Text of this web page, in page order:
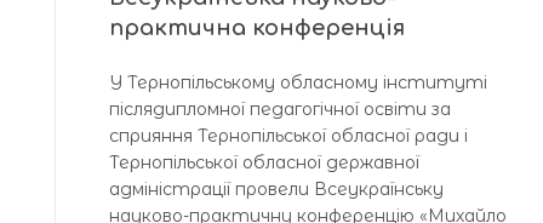
практична конференція
У Тернопільському обласному інституті
післядипломної педагогічної освіти за
сприяння Тернопільської обласної ради і
Тернопільської обласної державної
адміністрації провели Всеукраїнську
науково-практичну конференцію «Михайло